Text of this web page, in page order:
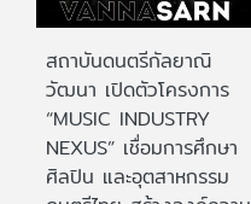
สถาบันดนตรีกัลยาณิ
วัฒนา เปิดตัวโครงการ
“MUSIC INDUSTRY
NEXUS” เชื่อมการศึกษา
ศิลปิน และอุตสาหกรรม